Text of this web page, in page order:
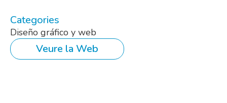
Categories
Diseño gráfico y web
Veure la Web